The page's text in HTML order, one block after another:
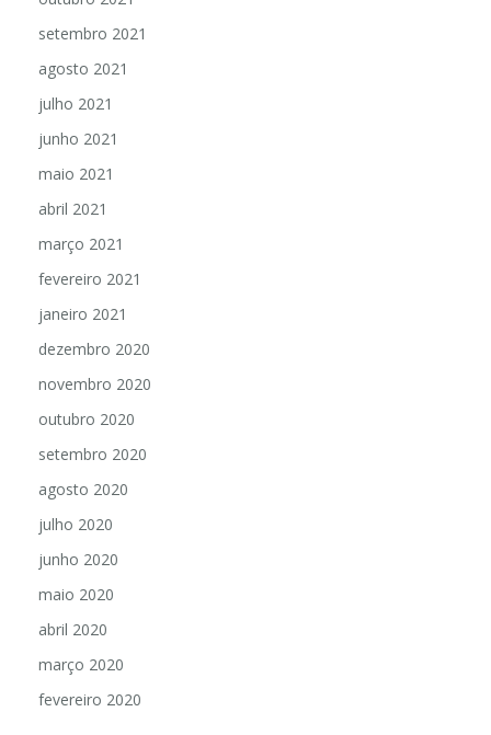
setembro 2021
agosto 2021
julho 2021
junho 2021
maio 2021
abril 2021
março 2021
fevereiro 2021
janeiro 2021
dezembro 2020
novembro 2020
outubro 2020
setembro 2020
agosto 2020
julho 2020
junho 2020
maio 2020
abril 2020
março 2020
fevereiro 2020